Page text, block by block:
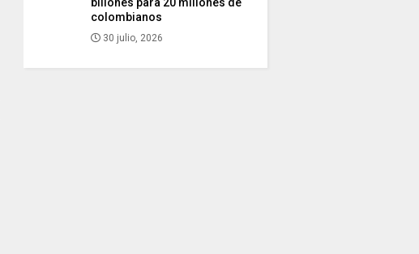
colombianos
30 julio, 2026